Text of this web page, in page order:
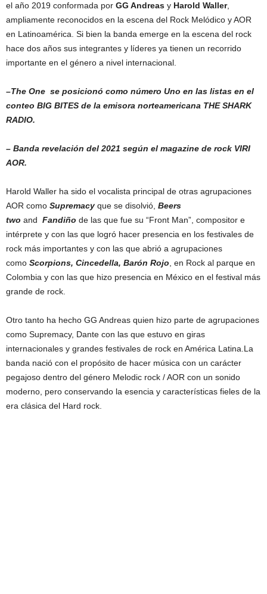
el año 2019 conformada por GG Andreas y Harold Waller,
ampliamente reconocidos en la escena del Rock Melódico y AOR
en Latinoamérica. Si bien la banda emerge en la escena del rock
hace dos años sus integrantes y líderes ya tienen un recorrido
importante en el género a nivel internacional.
–The One se posicionó como número Uno en las listas en el
conteo BIG BITES de la emisora norteamericana THE SHARK
RADIO.
– Banda revelación del 2021 según el magazine de rock VIRI
AOR.
Harold Waller ha sido el vocalista principal de otras agrupaciones
AOR como Supremacy que se disolvió, Beers
two and Fandiño de las que fue su “Front Man”, compositor e
intérprete y con las que logró hacer presencia en los festivales de
rock más importantes y con las que abrió a agrupaciones
como Scorpions, Cincedella, Barón Rojo , en Rock al parque en
Colombia y con las que hizo presencia en México en el festival más
grande de rock.
Otro tanto ha hecho GG Andreas quien hizo parte de agrupaciones
como Supremacy, Dante con las que estuvo en giras
internacionales y grandes festivales de rock en América Latina.La
banda nació con el propósito de hacer música con un carácter
pegajoso dentro del género Melodic rock / AOR con un sonido
moderno, pero conservando la esencia y características fieles de la
era clásica del Hard rock.